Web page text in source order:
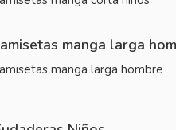
manga larga